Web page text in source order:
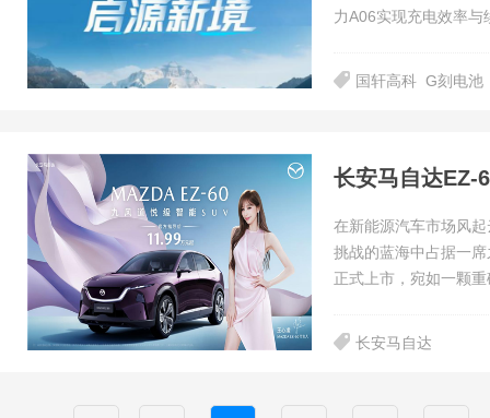
力A06实现充电效率与
国轩高科 G刻电池
长安马自达EZ-
在新能源汽车市场风
挑战的蓝海中占据一
正式上市，宛如一颗
长安马自达